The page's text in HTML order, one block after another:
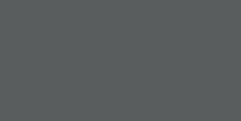
sammen efter behov for at skabe en
låse, så du selv kan vælge den